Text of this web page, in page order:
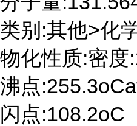
类别:其他>化
物化性质:密度
沸点
闪点:108.2oC